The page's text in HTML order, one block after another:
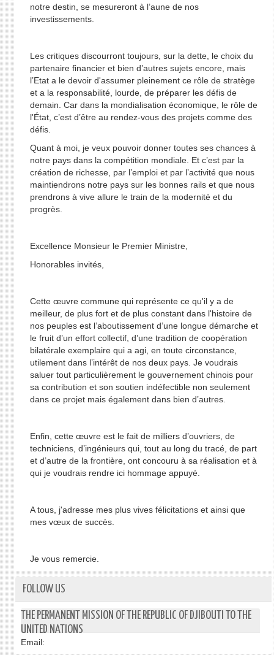
notre destin, se mesureront à l’aune de nos
investissements.
Les critiques discourront toujours, sur la dette, le choix du
partenaire financier et bien d’autres sujets encore, mais
l’Etat a le devoir d'assumer pleinement ce rôle de stratège
et a la responsabilité, lourde, de préparer les défis de
demain. Car dans la mondialisation économique, le rôle de
l'État, c’est d’être au rendez-vous des projets comme des
défis.
Quant à moi, je veux pouvoir donner toutes ses chances à
notre pays dans la compétition mondiale. Et c’est par la
création de richesse, par l’emploi et par l’activité que nous
maintiendrons notre pays sur les bonnes rails et que nous
prendrons à vive allure le train de la modernité et du
progrès.
Excellence Monsieur le Premier Ministre,
Honorables invités,
Cette œuvre commune qui représente ce qu'il y a de
meilleur, de plus fort et de plus constant dans l'histoire de
nos peuples est l’aboutissement d’une longue démarche et
le fruit d’un effort collectif, d’une tradition de coopération
bilatérale exemplaire qui a agi, en toute circonstance,
utilement dans l’intérêt de nos deux pays. Je voudrais
saluer tout particulièrement le gouvernement chinois pour
sa contribution et son soutien indéfectible non seulement
dans ce projet mais également dans bien d’autres.
Enfin, cette œuvre est le fait de milliers d’ouvriers, de
techniciens, d’ingénieurs qui, tout au long du tracé, de part
et d’autre de la frontière, ont concouru à sa réalisation et à
qui je voudrais rendre ici hommage appuyé.
A tous, j'adresse mes plus vives félicitations et ainsi que
mes vœux de succès.
Je vous remercie.
FOLLOW US
THE PERMANENT MISSION OF THE REPUBLIC OF DJIBOUTI TO THE
UNITED NATIONS
Email: